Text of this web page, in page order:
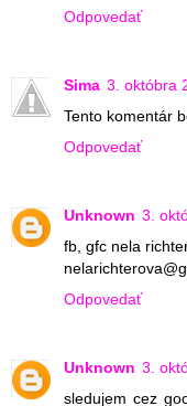
Odpovedať
Sima 3. októbra
Tento komentár
Odpovedať
Unknown 3.
fb, gfc nela
Odpovedať
Unknown 3.
sledujem cez